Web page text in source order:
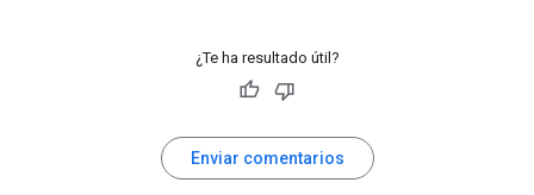
¿Te ha resultado útil?
Enviar comentarios